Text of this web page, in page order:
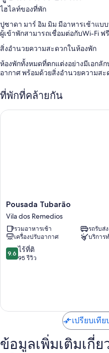
ไฮไลท์ของที่พัก
ปูซาดา มาร์ อิม มิม มีอาหารเช้าแบ
ผู้เข้าพักสามารถเชื่อมต่อกับWi-Fi ฟ
สิ่งอำนวยความสะดวกในห้องพัก
ห้องพักทั้งหมดที่ตกแต่งอย่างมีเอกลั
อากาศ พร้อมด้วยสิ่งอำนวยความสะ
สิ่งอำนวยความสะดวกเพิ่มเติมได้แก่
ห้องน้ำพร้อมฝักบัวและไดร์เป่าผม
ที่พักที่คล้ายกัน
Pousada
Tubarão
Vila
dos
Remedios
Pousada Tubarão
Vila dos Remedios
รวมอาหารเช้า
รถรับส่
เครื่องปรับอากาศ
บริการ
9.6
จาก
รีวิว
9.6 ไร้ที่ติ
95 รีวิว
Pousada Tubarão
เปรียบเที
ข้อมูลเพิ่มเติมเกี่